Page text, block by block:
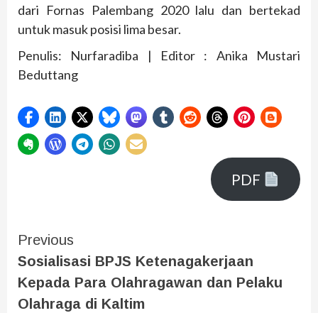
dari Fornas Palembang 2020 lalu dan bertekad
untuk masuk posisi lima besar.
Penulis: Nurfaradiba | Editor : Anika Mustari
Beduttang
PDF
Previous
Sosialisasi BPJS Ketenagakerjaan
Kepada Para Olahragawan dan Pelaku
Olahraga di Kaltim